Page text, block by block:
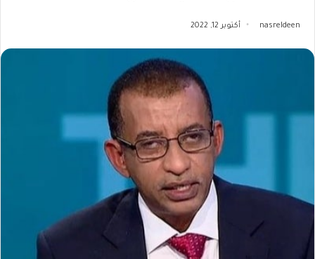
nasreldeen أكتوبر 12, 2022